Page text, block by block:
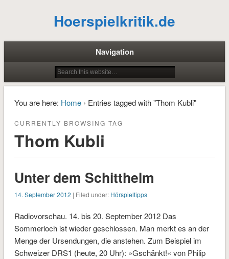
Hoerspielkritik.de
Navigation
You are here: Home› Entries tagged with "Thom Kubli"
CURRENTLY BROWSING TAG
Thom Kubli
Unter dem Schitthelm
14. September 2012 | Filed under: Hörspieltipps
Radiovorschau. 14. bis 20. September 2012 Das
Sommerloch ist wieder geschlossen. Man merkt es an der
Menge der Ursendungen, die anstehen. Zum Beispiel im
Schweizer DRS1 (heute, 20 Uhr): »Gschänkt!« von Philip